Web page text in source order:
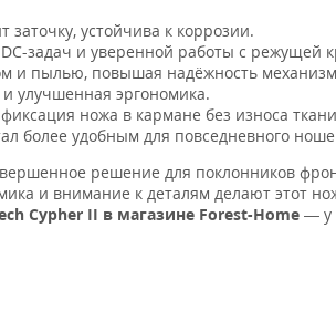
заточку, устойчива к коррозии.
задач и уверенной работы с режущей
и пылью, повышая надёжность
эргономика.
ножа в кармане без износа
более удобным для повседневного
решение для поклонников
и внимание к деталям делают этот
Cypher II в магазине Forest-Home — у